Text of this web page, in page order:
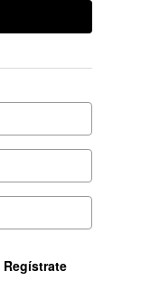
Regístrate